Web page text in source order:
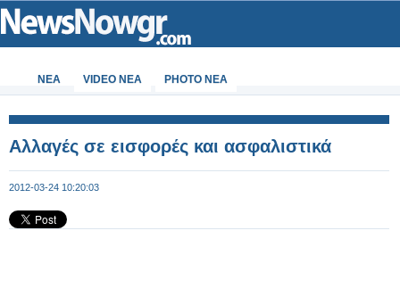
ΝΕΑ VIDEO NEA PHOTO NEA
Aλλαγές σε εισφορές και ασφαλιστικά
2012-03-24 10:20:03